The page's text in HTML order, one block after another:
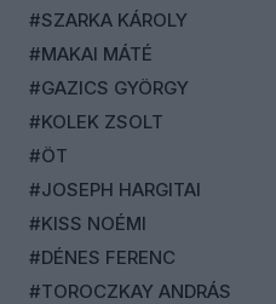
#SZARKA KÁROLY
#MAKAI MÁTÉ
#GAZICS GYÖRGY
#KOLEK ZSOLT
#ÖT
#JOSEPH HARGITAI
#KISS NOÉMI
#DÉNES FERENC
#TOROCZKAY ANDRÁS